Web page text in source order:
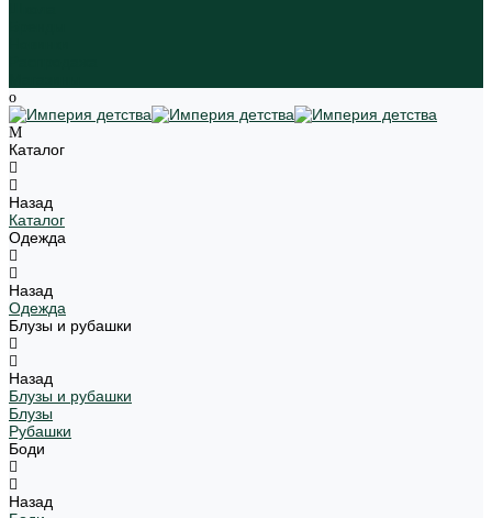
Каталог
Назад
Каталог
Одежда
Назад
Одежда
Блузы и рубашки
Назад
Блузы и рубашки
Блузы
Рубашки
Боди
Назад